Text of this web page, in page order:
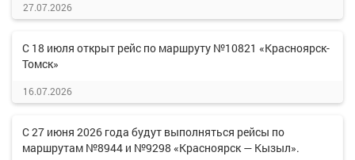
27.07.2026
С 18 июля открыт рейс по маршруту №10821 «Красноярск-
Томск»
16.07.2026
С 27 июня 2026 года будут выполняться рейсы по
маршрутам №8944 и №9298 «Красноярск — Кызыл».